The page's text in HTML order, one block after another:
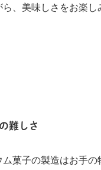
、美味しさをお楽し
難しさ
菓子の製造はお手